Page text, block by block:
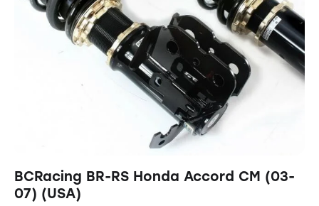
BCRacing BR-RS Honda Accord CM (03-
07) (USA)